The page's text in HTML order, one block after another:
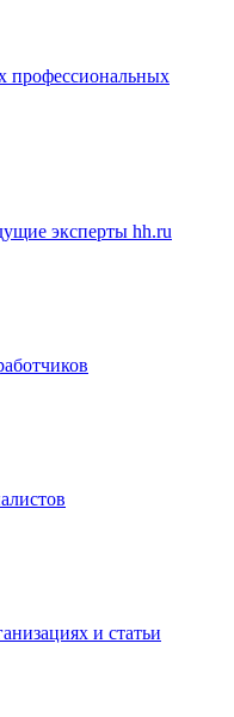
профессиональных
эксперты hh.ru
и статьи